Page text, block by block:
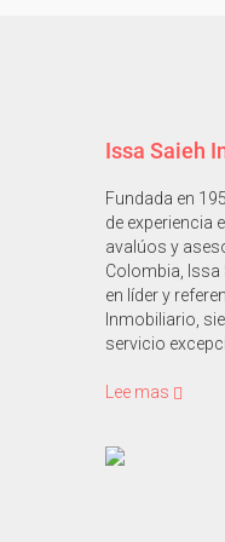
Issa Saieh
Fundada en
de experiencia
avalúos y
Colombia, Issa
en líder y
Inmobiliario,
servicio
Lee mas